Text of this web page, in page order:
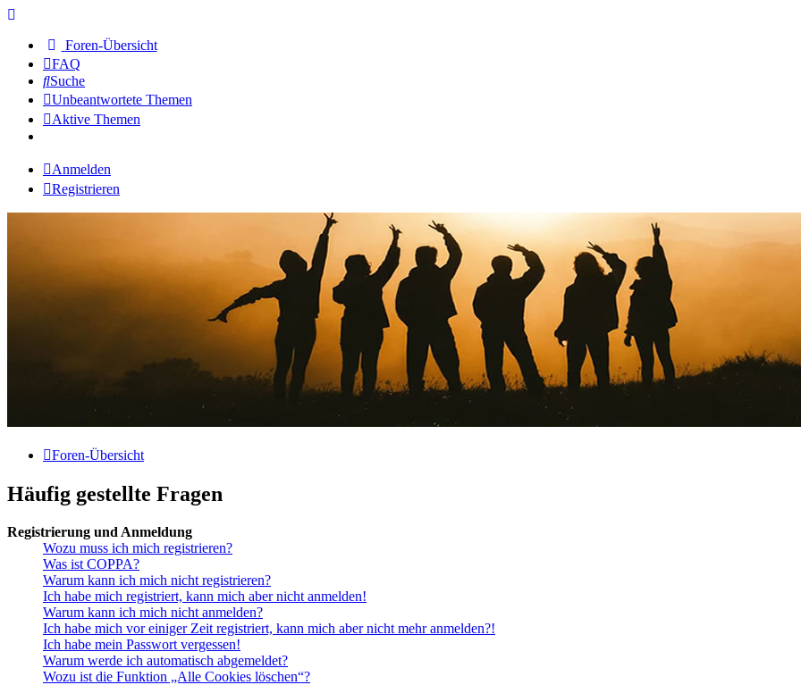
Foren-Übersicht
FAQ
Suche
Unbeantwortete Themen
Aktive Themen
Anmelden
Registrieren
Foren-Übersicht
Häufig gestellte Fragen
Registrierung und Anmeldung
Wozu muss ich mich registrieren?
Was ist COPPA?
Warum kann ich mich nicht registrieren?
Ich habe mich registriert, kann mich aber nicht anmelden!
Warum kann ich mich nicht anmelden?
Ich habe mich vor einiger Zeit registriert, kann mich aber nicht mehr anmelden?!
Ich habe mein Passwort vergessen!
Warum werde ich automatisch abgemeldet?
Wozu ist die Funktion „Alle Cookies löschen“?